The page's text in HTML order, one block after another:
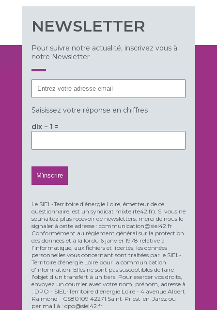
NEWSLETTER
Pour suivre notre actualité, inscrivez vous à
notre Newsletter
Saisissez votre réponse en chiffres
dix − 1 =
Le SIEL-Territoire d’énergie Loire, émetteur de ce
questionnaire, est un syndicat mixte (te42.fr). Si vous ne
souhaitez plus recevoir de newsletters, merci de nous le
signaler à cette adresse : communication@siel42.fr
Conformément au règlement général sur la protection
des données et à la loi du 6 janvier 1978 relative à
l’informatique, aux fichiers et libertés, les données
personnelles vous concernant sont traitées par le SIEL-
Territoire d'énergie Loire pour la communication
d'information. Elles ne sont pas susceptibles de faire
l'objet d'un transfert à un tiers. Pour exercer vos droits,
envoyez un courrier avec votre nom, prénom, adresse à
: DPO - SIEL-Territoire d’énergie Loire - 4 avenue Albert
Raimond - CS80109 42271 Saint-Priest-en-Jarez ou
par mail à : dpo@siel42.fr